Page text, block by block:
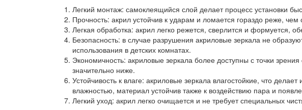
Легкий монтаж: самоклеящийся слой делает процесс установки
Прочность: акрил устойчив к ударам и ломается гораздо реже,
Легкая обработка: акрил легко режется, сверлится и формуется,
Безопасность: в случае разрушения акриловые зеркала не
использования в детских комнатах.
Экономичность: акриловые зеркала более доступны с точки
значительно ниже.
Устойчивость к влаге: акриловые зеркала влагостойкие, что
влажностью, материал устойчив также к воздействию пара и
Легкий уход: акрил легко очищается и не требует специальных